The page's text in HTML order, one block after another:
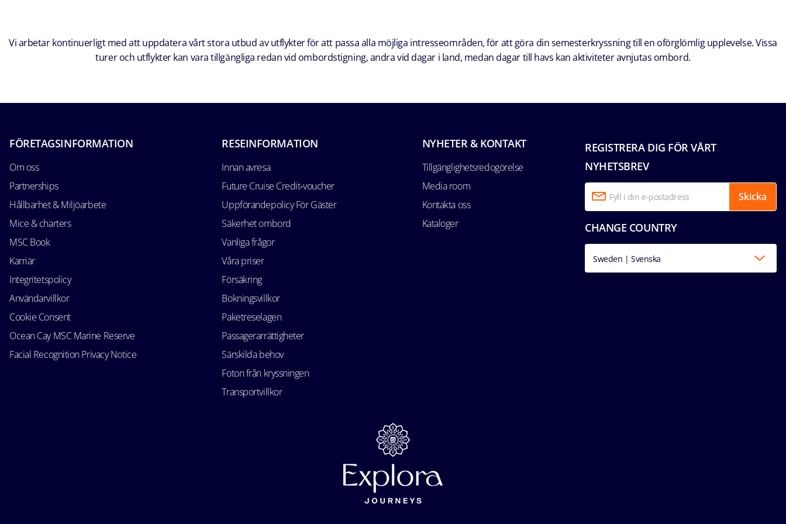
Vi arbetar kontinuerligt med att uppdatera vårt stora utbud av utflykter för att passa alla möjliga intresseområden, för att göra din semesterkryssning till en oförglömlig upplevelse. Vissa
turer och utflykter kan vara tillgängliga redan vid ombordstigning, andra vid dagar i land, medan dagar till havs kan aktiviteter avnjutas ombord.
REGISTRERA DIG FÖR VÅRT
NYHETSBREV
Skicka
CHANGE COUNTRY
Sweden | Svenska
FÖRETAGSINFORMATION
Om oss
Partnerships
Hållbarhet & Miljöarbete
Mice & charters
MSC Book
Karriär
Integritetspolicy
Användarvillkor
Cookie Consent
Ocean Cay MSC Marine Reserve
Facial Recognition Privacy Notice
RESEINFORMATION
Innan avresa
Future Cruise Credit‑voucher
Uppförandepolicy För Gäster
Säkerhet ombord
Vanliga frågor
Våra priser
Försäkring
Bokningsvillkor
Paketreselagen
Passagerarrättigheter
Särskilda behov
Foton från kryssningen
Transportvillkor
NYHETER & KONTAKT
Tillgänglighetsredogörelse
Media room
Kontakta oss
Kataloger